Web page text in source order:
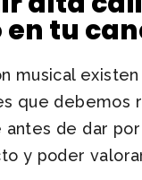
en tu
musical existen
que debemos
de dar
y poder